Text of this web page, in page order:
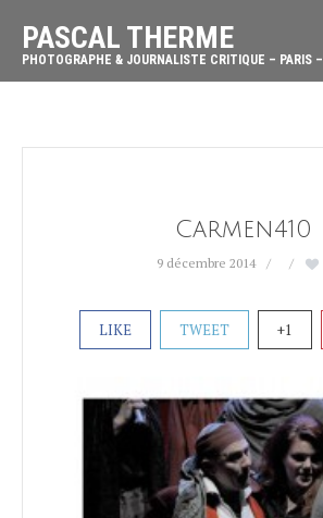
PASCAL THERME
PHOTOGRAPHE & JOURNALISTE CRITIQUE – PARIS –
Carmen410
9 décembre 2014
LIKE TWEET +1